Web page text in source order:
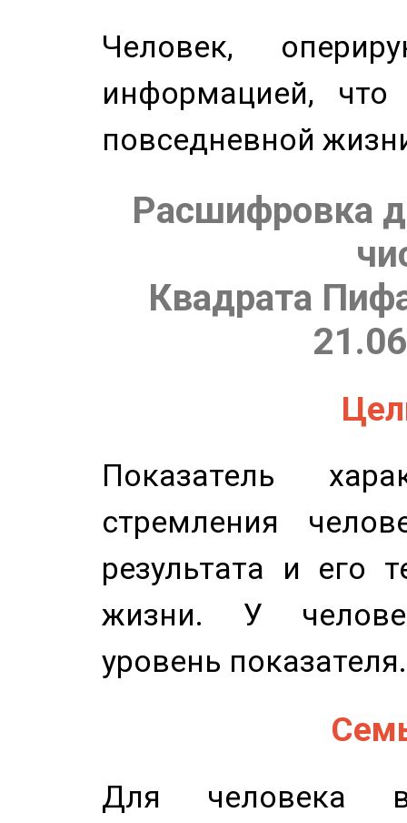
Человек,
информацией,
повседневной
Расшифровка
Квадрата
Показатель
стремления
результата и его
жизни. У
уровень показателя.
Для человека